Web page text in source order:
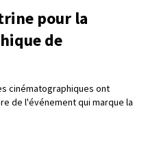
pour la
de
cinématographiques ont
de l'événement qui marque la